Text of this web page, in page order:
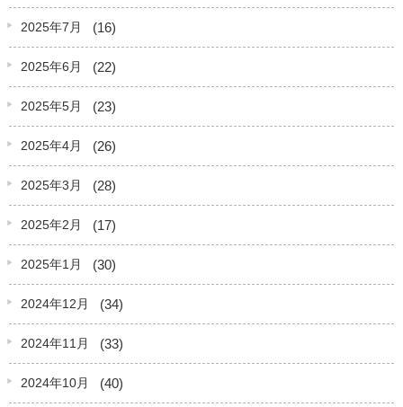
2025年7月 (16)
2025年6月 (22)
2025年5月 (23)
2025年4月 (26)
2025年3月 (28)
2025年2月 (17)
2025年1月 (30)
2024年12月 (34)
2024年11月 (33)
2024年10月 (40)